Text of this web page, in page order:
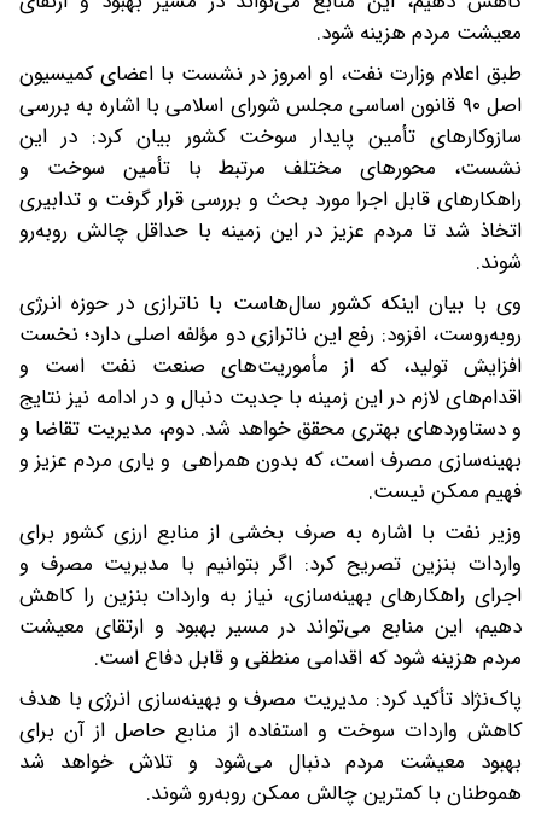
معیشت مردم هزینه شود.
طبق اعلام وزارت نفت، او امروز در نشست با اعضای کمیسیون
اصل ۹۰ قانون اساسی مجلس شورای اسلامی با اشاره به بررسی
سازوکارهای تأمین پایدار سوخت کشور بیان کرد: در این
نشست، محورهای مختلف مرتبط با تأمین سوخت و
راهکارهای قابل اجرا مورد بحث و بررسی قرار گرفت و تدابیری
اتخاذ شد تا مردم عزیز در این زمینه با حداقل چالش روبه‌رو
شوند.
وی با بیان اینکه کشور سال‌هاست با ناترازی در حوزه انرژی
روبه‌روست، افزود: رفع این ناترازی دو مؤلفه اصلی دارد؛ نخست
افزایش تولید، که از مأموریت‌های صنعت نفت است و
اقدام‌های لازم در این زمینه با جدیت دنبال و در ادامه نیز نتایج
و دستاوردهای بهتری محقق خواهد شد. دوم، مدیریت تقاضا و
بهینه‌سازی مصرف است، که بدون همراهی و یاری مردم عزیز و
فهیم ممکن نیست.
وزیر نفت با اشاره به صرف بخشی از منابع ارزی کشور برای
واردات بنزین تصریح کرد: اگر بتوانیم با مدیریت مصرف و
اجرای راهکارهای بهینه‌سازی، نیاز به واردات بنزین را کاهش
دهیم، این منابع می‌تواند در مسیر بهبود و ارتقای معیشت
مردم هزینه شود که اقدامی منطقی و قابل دفاع است.
پاک‌نژاد تأکید کرد: مدیریت مصرف و بهینه‌سازی انرژی با هدف
کاهش واردات سوخت و استفاده از منابع حاصل از آن برای
بهبود معیشت مردم دنبال می‌شود و تلاش خواهد شد
هموطنان با کمترین چالش ممکن روبه‌رو شوند.